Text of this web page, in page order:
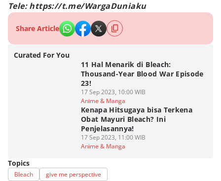
Tele: https://t.me/WargaDuniaku
Share Article
Curated For You
11 Hal Menarik di Bleach:
Thousand-Year Blood War Episode
23!
17 Sep 2023, 10:00 WIB
Anime & Manga
Kenapa Hitsugaya bisa Terkena
Obat Mayuri Bleach? Ini
Penjelasannya!
17 Sep 2023, 11:00 WIB
Anime & Manga
Topics
Bleach give me perspective